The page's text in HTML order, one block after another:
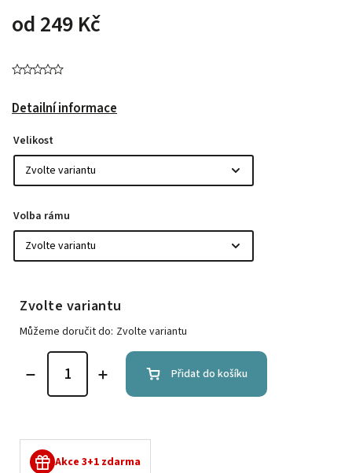
od 249 Kč
Detailní informace
Velikost
Volba rámu
Zvolte variantu
Můžeme doručit do: Zvolte variantu
Přidat do košíku
Akce 3+1 zdarma